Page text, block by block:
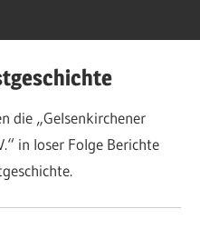
die „Gelsenkirchener
in loser Folge Berichte